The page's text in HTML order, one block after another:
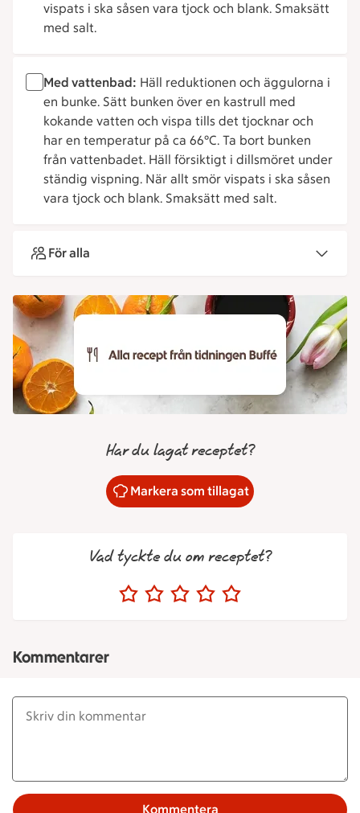
vispats i ska såsen vara tjock och blank. Smaksätt
med salt.
Med vattenbad: Häll reduktionen och äggulorna i
en bunke. Sätt bunken över en kastrull med
kokande vatten och vispa tills det tjocknar och
har en temperatur på ca 66°C. Ta bort bunken
från vattenbadet. Häll försiktigt i dillsmöret under
ständig vispning. När allt smör vispats i ska såsen
vara tjock och blank. Smaksätt med salt.
För alla
Har du lagat receptet?
Markera som tillagat
Vad tyckte du om receptet?
Kommentarer
Kommentera